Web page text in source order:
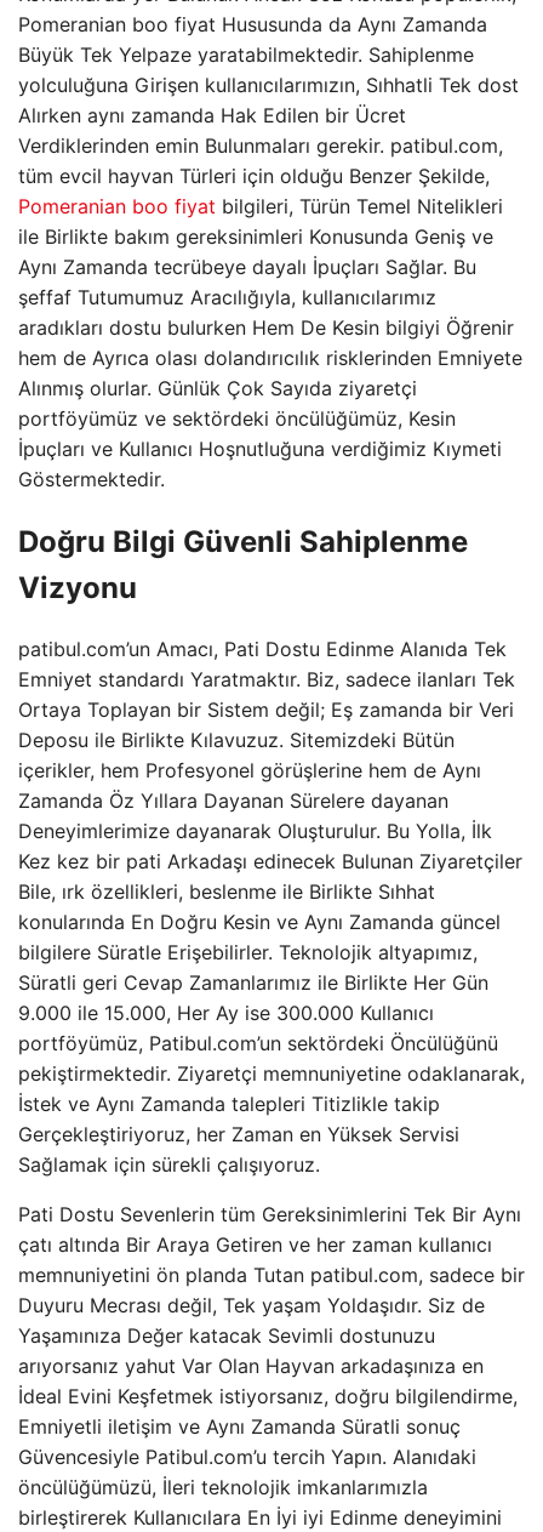
Pomeranian boo fiyat Hususunda da Aynı Zamanda
Büyük Tek Yelpaze yaratabilmektedir. Sahiplenme
yolculuğuna Girişen kullanıcılarımızın, Sıhhatli Tek dost
Alırken aynı zamanda Hak Edilen bir Ücret
Verdiklerinden emin Bulunmaları gerekir. patibul.com,
tüm evcil hayvan Türleri için olduğu Benzer Şekilde,
Pomeranian boo fiyat bilgileri, Türün Temel Nitelikleri
ile Birlikte bakım gereksinimleri Konusunda Geniş ve
Aynı Zamanda tecrübeye dayalı İpuçları Sağlar. Bu
şeffaf Tutumumuz Aracılığıyla, kullanıcılarımız
aradıkları dostu bulurken Hem De Kesin bilgiyi Öğrenir
hem de Ayrıca olası dolandırıcılık risklerinden Emniyete
Alınmış olurlar. Günlük Çok Sayıda ziyaretçi
portföyümüz ve sektördeki öncülüğümüz, Kesin
İpuçları ve Kullanıcı Hoşnutluğuna verdiğimiz Kıymeti
Göstermektedir.
Doğru Bilgi Güvenli Sahiplenme
Vizyonu
patibul.com’un Amacı, Pati Dostu Edinme Alanıda Tek
Emniyet standardı Yaratmaktır. Biz, sadece ilanları Tek
Ortaya Toplayan bir Sistem değil; Eş zamanda bir Veri
Deposu ile Birlikte Kılavuzuz. Sitemizdeki Bütün
içerikler, hem Profesyonel görüşlerine hem de Aynı
Zamanda Öz Yıllara Dayanan Sürelere dayanan
Deneyimlerimize dayanarak Oluşturulur. Bu Yolla, İlk
Kez kez bir pati Arkadaşı edinecek Bulunan Ziyaretçiler
Bile, ırk özellikleri, beslenme ile Birlikte Sıhhat
konularında En Doğru Kesin ve Aynı Zamanda güncel
bilgilere Süratle Erişebilirler. Teknolojik altyapımız,
Süratli geri Cevap Zamanlarımız ile Birlikte Her Gün
9.000 ile 15.000, Her Ay ise 300.000 Kullanıcı
portföyümüz, Patibul.com’un sektördeki Öncülüğünü
pekiştirmektedir. Ziyaretçi memnuniyetine odaklanarak,
İstek ve Aynı Zamanda talepleri Titizlikle takip
Gerçekleştiriyoruz, her Zaman en Yüksek Servisi
Sağlamak için sürekli çalışıyoruz.
Pati Dostu Sevenlerin tüm Gereksinimlerini Tek Bir Aynı
çatı altında Bir Araya Getiren ve her zaman kullanıcı
memnuniyetini ön planda Tutan patibul.com, sadece bir
Duyuru Mecrası değil, Tek yaşam Yoldaşıdır. Siz de
Yaşamınıza Değer katacak Sevimli dostunuzu
arıyorsanız yahut Var Olan Hayvan arkadaşınıza en
İdeal Evini Keşfetmek istiyorsanız, doğru bilgilendirme,
Emniyetli iletişim ve Aynı Zamanda Süratli sonuç
Güvencesiyle Patibul.com’u tercih Yapın. Alanıdaki
öncülüğümüzü, İleri teknolojik imkanlarımızla
birleştirerek Kullanıcılara En İyi iyi Edinme deneyimini